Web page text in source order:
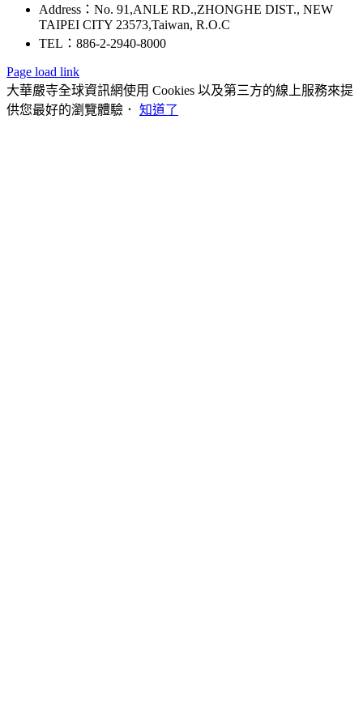
Address：No. 91,ANLE RD.,ZHONGHE DIST., NEW
TAIPEI CITY 23573,Taiwan, R.O.C
TEL：886-2-2940-8000
Page load link
大華嚴寺全球資訊網使用 Cookies 以及第三方的線上服務來提
供您最好的瀏覽體驗． 知道了